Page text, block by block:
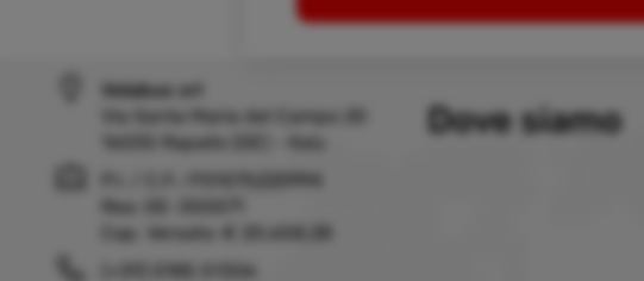
Velabus srl
Via Santa Maria del Campo 20
16035 Rapallo (GE) - Italy
Rea: GE-355571
Cap. Versato: € 20.658,28
Dove siamo